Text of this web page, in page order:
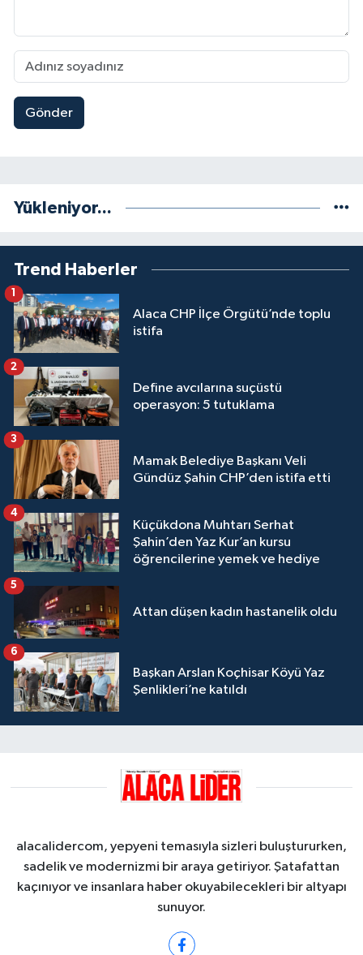
Gönder
Yükleniyor...
Trend Haberler
Alaca CHP İlçe Örgütü’nde toplu
istifa
1
Define avcılarına suçüstü
operasyon: 5 tutuklama
2
Mamak Belediye Başkanı Veli
Gündüz Şahin CHP’den istifa etti
3
Küçükdona Muhtarı Serhat
Şahin’den Yaz Kur’an kursu
öğrencilerine yemek ve hediye
4
Attan düşen kadın hastanelik oldu
5
Başkan Arslan Koçhisar Köyü Yaz
Şenlikleri’ne katıldı
6
alacalidercom, yepyeni temasıyla sizleri buluştururken,
sadelik ve modernizmi bir araya getiriyor. Şatafattan
kaçınıyor ve insanlara haber okuyabilecekleri bir altyapı
sunuyor.